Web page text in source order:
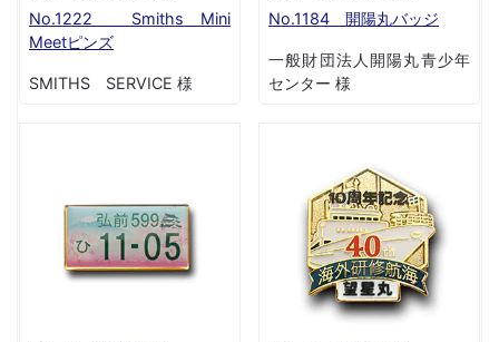
No.1222 Smiths Mini
Meetピンズ
SMITHS SERVICE 様
No.1184 開陽丸バッジ
一般財団法人開陽丸青少年
センター 様